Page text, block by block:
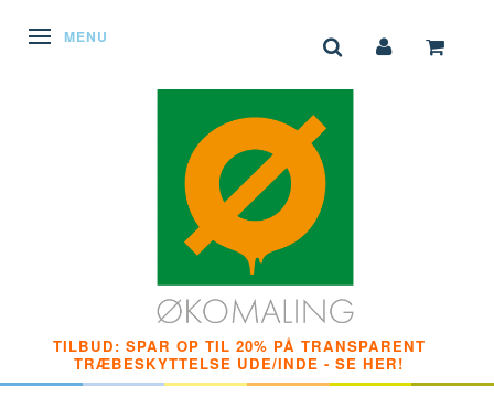
SKIFTE NAVIGATION
MENU
TILBUD: SPAR OP TIL 20% PÅ TRANSPARENT
TRÆBESKYTTELSE UDE/INDE - SE HER!